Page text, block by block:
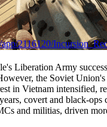
Liberation Army
the Soviet
in Vietnam
covert and black-
and militias, driven
2116120/